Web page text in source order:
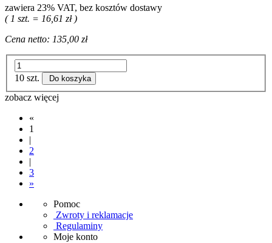
zawiera 23% VAT, bez kosztów dostawy
( 1 szt. = 16,61 zł )
Cena netto: 135,00 zł
10 szt. Do koszyka
zobacz więcej
«
1
|
2
|
3
»
Pomoc
Zwroty i reklamacje
Regulaminy
Moje konto